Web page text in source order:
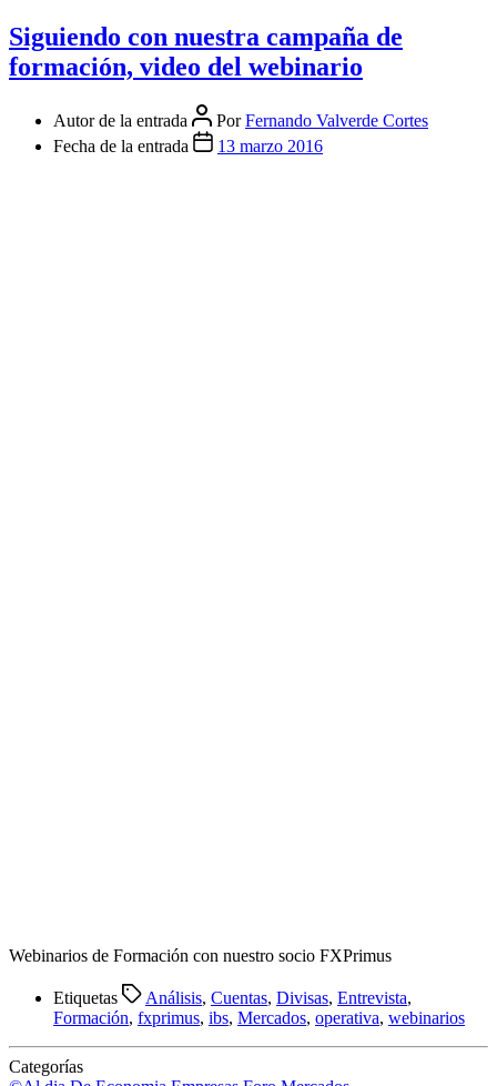
Siguiendo con nuestra campaña de
formación, video del webinario
Autor de la entrada PorFernando Valverde Cortes
Fecha de la entrada
13 marzo 2016
Webinarios de Formación con nuestro socio FXPrimus
Etiquetas Análisis, Cuentas, Divisas, Entrevista,
Formación, fxprimus, ibs, Mercados, operativa, webinarios
Categorías